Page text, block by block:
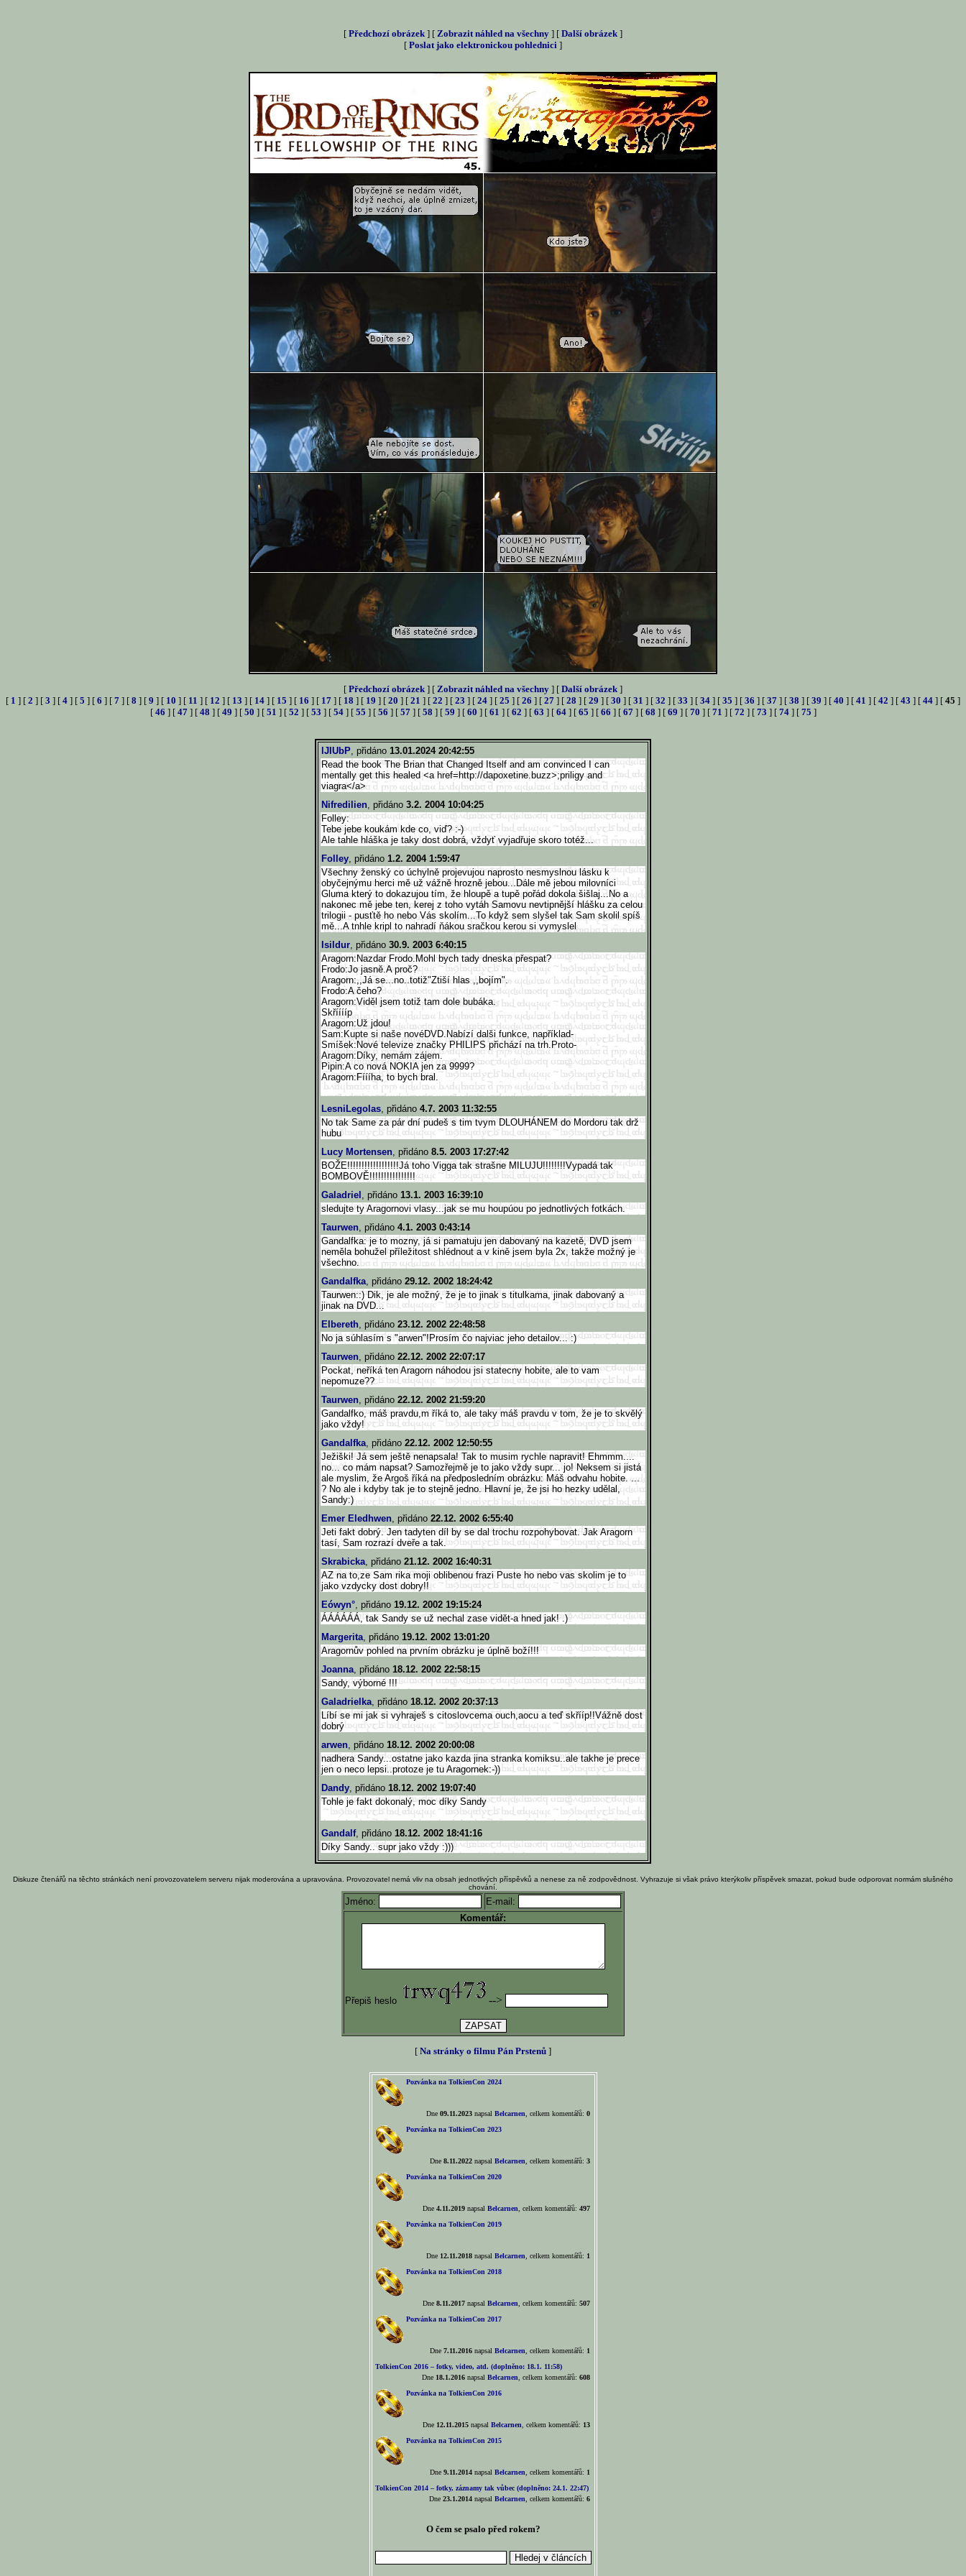
[ Předchozí obrázek ] [ Zobrazit náhled na všechny ] [ Další obrázek ]
[ Poslat jako elektronickou pohlednici ]
[ Předchozí obrázek ] [ Zobrazit náhled na všechny ] [ Další obrázek ]
[ 1 ] [ 2 ] [ 3 ] [ 4 ] [ 5 ] [ 6 ] [ 7 ] [ 8 ] [ 9 ] [ 10 ] [ 11 ] [ 12 ] [ 13 ] [ 14 ] [ 15 ] [ 16 ] [ 17 ] [ 18 ] [ 19 ] [ 20 ] [ 21 ] [ 22 ] [ 23 ] [ 24 ] [ 25 ] [ 26 ] [ 27 ] [ 28 ] [ 29 ] [ 30 ] [ 31 ] [ 32 ] [ 33 ] [ 34 ] [ 35 ] [ 36 ] [ 37 ] [ 38 ] [ 39 ] [ 40 ] [ 41 ] [ 42 ] [ 43 ] [ 44 ] [ 45 ]
[ 46 ] [ 47] [ 48 ] [ 49 ] [ 50 ] [ 51 ] [ 52 ] [ 53 ] [ 54] [ 55 ] [ 56 ] [ 57] [ 58 ] [ 59 ] [ 60 ] [ 61 ] [ 62 ] [ 63 ] [ 64] [ 65 ] [ 66 ] [ 67] [ 68 ] [ 69 ] [ 70 ] [ 71 ] [ 72 ] [ 73 ] [ 74] [ 75 ]
lJIUbP, přidáno 13.01.2024 20:42:55
Read the book The Brian that Changed Itself and am convinced I can
mentally get this healed <a href=http://dapoxetine.buzz>;priligy and
viagra</a>
Nifredilien, přidáno 3.2. 2004 10:04:25
Folley:
Tebe jebe koukám kde co, viď? :-)
Ale tahle hláška je taky dost dobrá, vždyť vyjadřuje skoro totéž...
Folley, přidáno 1.2. 2004 1:59:47
Všechny ženský co úchylně projevujou naprosto nesmyslnou lásku k
obyčejnýmu herci mě už vážně hrozně jebou...Dále mě jebou milovníci
Gluma který to dokazujou tím, že hloupě a tupě pořád dokola šišlaj...No a
nakonec mě jebe ten, kerej z toho vytáh Samovu nevtipnější hlášku za celou
trilogii - pusťtě ho nebo Vás skolím...To když sem slyšel tak Sam skolil spíš
mě...A tnhle kripl to nahradí ňákou sračkou kerou si vymyslel
Isildur, přidáno 30.9. 2003 6:40:15
Aragorn:Nazdar Frodo.Mohl bych tady dneska přespat?
Frodo:Jo jasně.A proč?
Aragorn:,,Já se...no..totiž"Ztiší hlas ,,bojím".
Frodo:A čeho?
Aragorn:Viděl jsem totiž tam dole bubáka.
Skřííííp
Aragorn:Už jdou!
Sam:Kupte si naše novéDVD.Nabízí dalši funkce, například-
Smíšek:Nové televize značky PHILIPS přichází na trh.Proto-
Aragorn:Díky, nemám zájem.
Pipin:A co nová NOKIA jen za 9999?
Aragorn:Fíííha, to bych bral.
LesniLegolas, přidáno 4.7. 2003 11:32:55
No tak Same za pár dní pudeš s tim tvym DLOUHÁNEM do Mordoru tak drž
hubu
Lucy Mortensen, přidáno 8.5. 2003 17:27:42
BOŽE!!!!!!!!!!!!!!!!!!Já toho Vigga tak strašne MILUJU!!!!!!!!Vypadá tak
BOMBOVĚ!!!!!!!!!!!!!!!!
Galadriel , přidáno 13.1. 2003 16:39:10
sledujte ty Aragornovi vlasy...jak se mu houpúou po jednotlivých fotkách.
Taurwen, přidáno 4.1. 2003 0:43:14
Gandalfka: je to mozny, já si pamatuju jen dabovaný na kazetě, DVD jsem
neměla bohužel příležitost shlédnout a v kině jsem byla 2x, takže možný je
všechno.
Gandalfka, přidáno 29.12. 2002 18:24:42
Taurwen::) Dik, je ale možný, že je to jinak s titulkama, jinak dabovaný a
jinak na DVD...
Elbereth, přidáno 23.12. 2002 22:48:58
No ja súhlasím s "arwen"!Prosím čo najviac jeho detailov... :)
Taurwen, přidáno 22.12. 2002 22:07:17
Pockat, neříká ten Aragorn náhodou jsi statecny hobite, ale to vam
nepomuze??
Taurwen, přidáno 22.12. 2002 21:59:20
Gandalfko, máš pravdu,m říká to, ale taky máš pravdu v tom, že je to skvělý
jako vždy!
Gandalfka, přidáno 22.12. 2002 12:50:55
Ježiški! Já sem ještě nenapsala! Tak to musim rychle napravit! Ehmmm....
no... co mám napsat? Samozřejmě je to jako vždy supr... jo! Neksem si jistá
ale myslim, že Argoš říká na předposledním obrázku: Máš odvahu hobite. ...
? No ale i kdyby tak je to stejně jedno. Hlavní je, že jsi ho hezky udělal,
Sandy:)
Emer Eledhwen, přidáno 22.12. 2002 6:55:40
Jeti fakt dobrý. Jen tadyten díl by se dal trochu rozpohybovat. Jak Aragorn
tasí, Sam rozrazí dveře a tak.
Skrabicka, přidáno 21.12. 2002 16:40:31
AZ na to,ze Sam rika moji oblibenou frazi Puste ho nebo vas skolim je to
jako vzdycky dost dobry!!
Eówyn°, přidáno 19.12. 2002 19:15:24
ÁÁÁÁÁÁ, tak Sandy se už nechal zase vidět-a hned jak! .)
Margerita, přidáno 19.12. 2002 13:01:20
Aragornův pohled na prvním obrázku je úplně boží!!!
Joanna, přidáno 18.12. 2002 22:58:15
Sandy, výborné !!!
Galadrielka, přidáno 18.12. 2002 20:37:13
Líbí se mi jak si vyhraješ s citoslovcema ouch,aocu a teď skřííp!!Vážně dost
dobrý
arwen, přidáno 18.12. 2002 20:00:08
nadhera Sandy...ostatne jako kazda jina stranka komiksu..ale takhe je prece
jen o neco lepsi..protoze je tu Aragornek:-))
Dandy, přidáno 18.12. 2002 19:07:40
Tohle je fakt dokonalý, moc díky Sandy
Gandalf, přidáno 18.12. 2002 18:41:16
Díky Sandy.. supr jako vždy :)))
Diskuze čtenářů na těchto stránkách není provozovatelem serveru nijak moderována a upravována. Provozovatel nemá vliv na obsah jednotlivých příspěvků a nenese za ně zodpovědnost. Vyhrazuje si však právo kterýkoliv příspěvek smazat, pokud bude odporovat normám slušného
chování.
Jméno:
E-mail:
Komentář:
Přepiš heslo -->
[ Na stránky o filmu Pán Prstenů ]
Pozvánka na TolkienCon 2024
Dne 09.11.2023napsal Belcarnen , celkem komentářů: 0
Pozvánka na TolkienCon 2023
Dne 8.11.2022napsal Belcarnen , celkem komentářů: 3
Pozvánka na TolkienCon 2020
Dne 4.11.2019napsal Belcarnen , celkem komentářů: 497
Pozvánka na TolkienCon 2019
Dne 12.11.2018napsal Belcarnen , celkem komentářů: 1
Pozvánka na TolkienCon 2018
Dne 8.11.2017napsal Belcarnen , celkem komentářů: 507
Pozvánka na TolkienCon 2017
Dne 7.11.2016napsal Belcarnen , celkem komentářů: 1
TolkienCon 2016 – fotky, video, atd. (doplněno: 18.1. 11:58)
Dne 18.1.2016napsal Belcarnen , celkem komentářů: 608
Pozvánka na TolkienCon 2016
Dne 12.11.2015napsal Belcarnen , celkem komentářů: 13
Pozvánka na TolkienCon 2015
Dne 9.11.2014napsal Belcarnen , celkem komentářů: 1
TolkienCon 2014 – fotky, záznamy tak vůbec (doplněno: 24.1. 22:47)
Dne 23.1.2014napsal Belcarnen , celkem komentářů: 6
O čem se psalo před rokem?